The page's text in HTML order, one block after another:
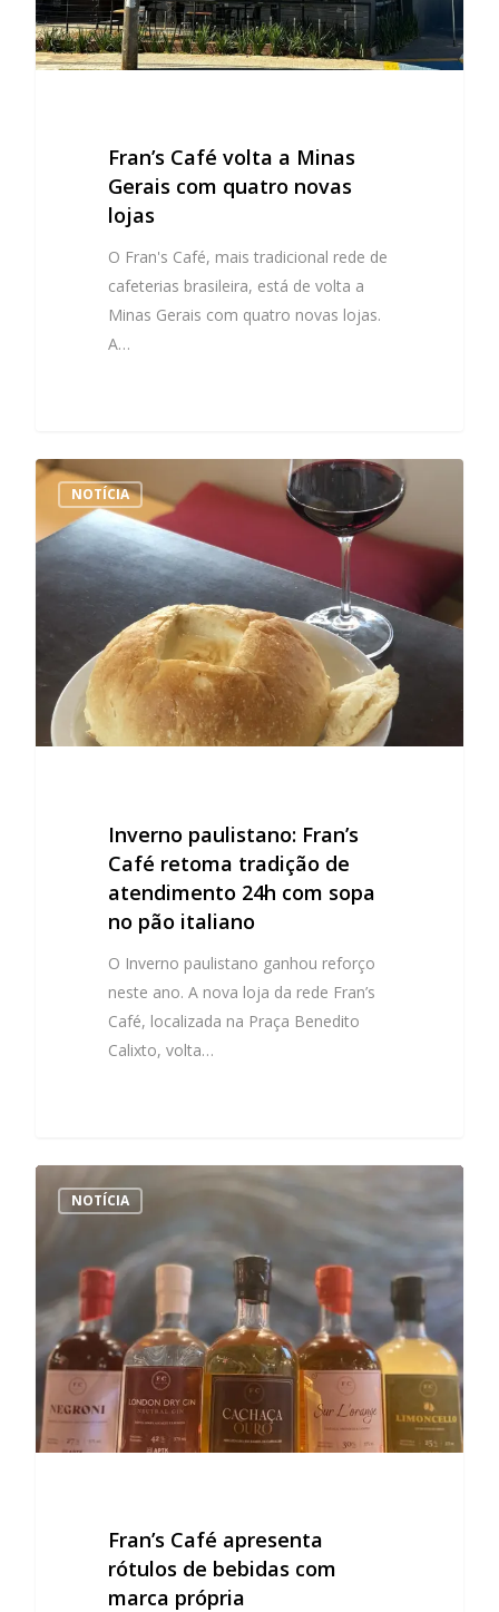
Fran’s Café volta a Minas
Gerais com quatro novas
lojas
O Fran's Café, mais tradicional rede de
cafeterias brasileira, está de volta a
Minas Gerais com quatro novas lojas.
A…
NOTÍCIA
Inverno paulistano: Fran’s
Café retoma tradição de
atendimento 24h com sopa
no pão italiano
O Inverno paulistano ganhou reforço
neste ano. A nova loja da rede Fran’s
Café, localizada na Praça Benedito
Calixto, volta…
NOTÍCIA
Fran’s Café apresenta
rótulos de bebidas com
marca própria